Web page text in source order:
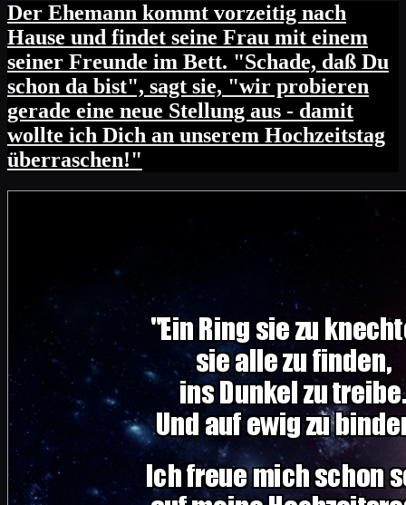
Der Ehemann kommt vorzeitig nach
Hause und findet seine Frau mit einem
seiner Freunde im Bett. "Schade, daß Du
schon da bist", sagt sie, "wir probieren
gerade eine neue Stellung aus - damit
wollte ich Dich an unserem Hochzeitstag
überraschen!"